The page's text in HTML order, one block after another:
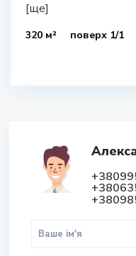
[ще]
320 м² поверх 1/1